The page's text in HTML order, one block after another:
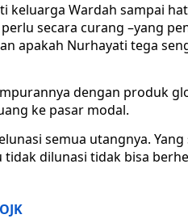
keluarga Wardah sampai
secara curang –yang
apakah Nurhayati tega
dengan produk
ke pasar modal.
semua utangnya.
tidak dilunasi tidak bisa